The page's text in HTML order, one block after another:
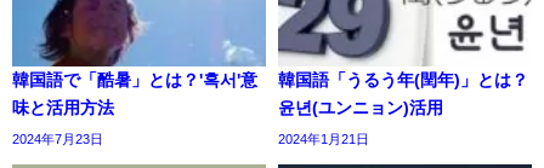
韓国語で「酷暑」とは？'혹서'意
味と活用方法
2024年7月23日
韓国語「うるう年(閏年)」とは？
윤년(ユンニョン)活用
2024年1月21日